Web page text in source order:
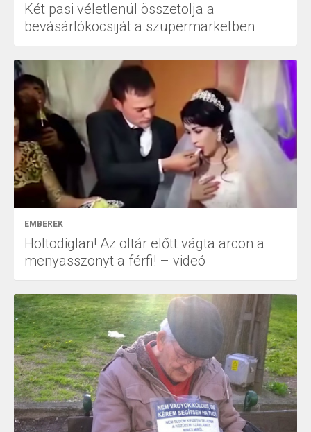
Két pasi véletlenül összetolja a
bevásárlókocsiját a szupermarketben
EMBEREK
Holtodiglan! Az oltár előtt vágta arcon a
menyasszonyt a férfi! – videó